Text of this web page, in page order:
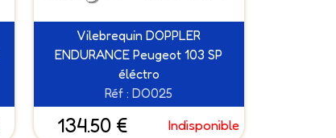
Vilebrequin DOPPLER
ENDURANCE Peugeot 103 SP
éléctro
Réf : DO025
134.50 € Indisponible